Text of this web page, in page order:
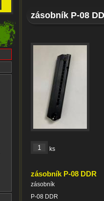
zásobník P-08
ks
zásobník P-08 DDR
zásobník
P-08 DDR